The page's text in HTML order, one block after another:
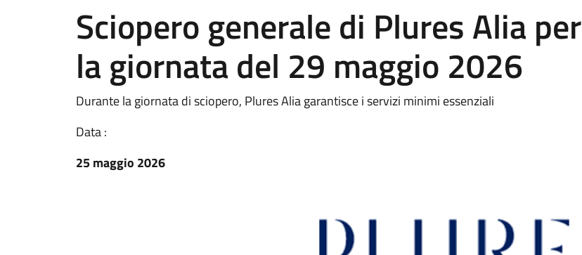
Sciopero generale di Plures Alia per
la giornata del 29 maggio 2026
Durante la giornata di sciopero, Plures Alia garantisce i servizi minimi essenziali
Data :
25 maggio 2026